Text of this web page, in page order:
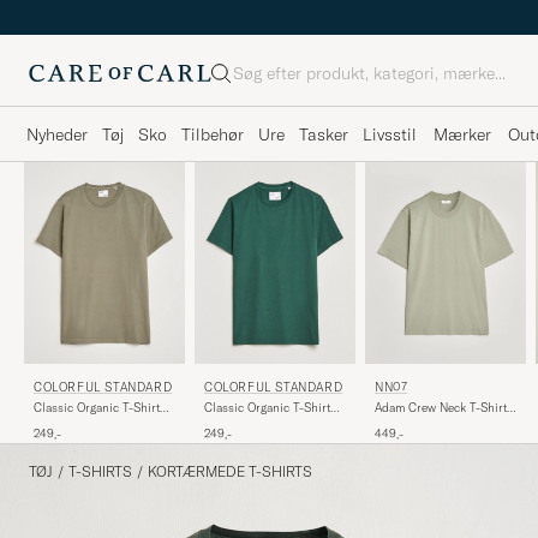
Søg
Nyheder Tøj Sko Tilbehør Ure Tasker Livsstil Mærker
COLORFUL STANDARD
Classic Organic T-Shirt
249,-
COLORFUL STANDARD
Classic Organic T-Shirt
249,-
NN07
Adam Crew Neck T-Shirt
449,-
TØJ / T-SHIRTS / KORTÆRMEDE T-SHIRTS